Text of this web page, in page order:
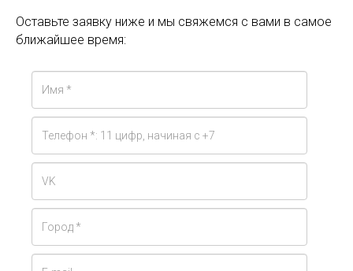
Оставьте заявку ниже и мы свяжемся с вами в самое
ближайшее время: